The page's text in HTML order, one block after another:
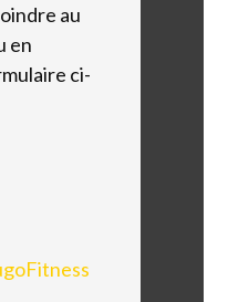
au
en
ci-